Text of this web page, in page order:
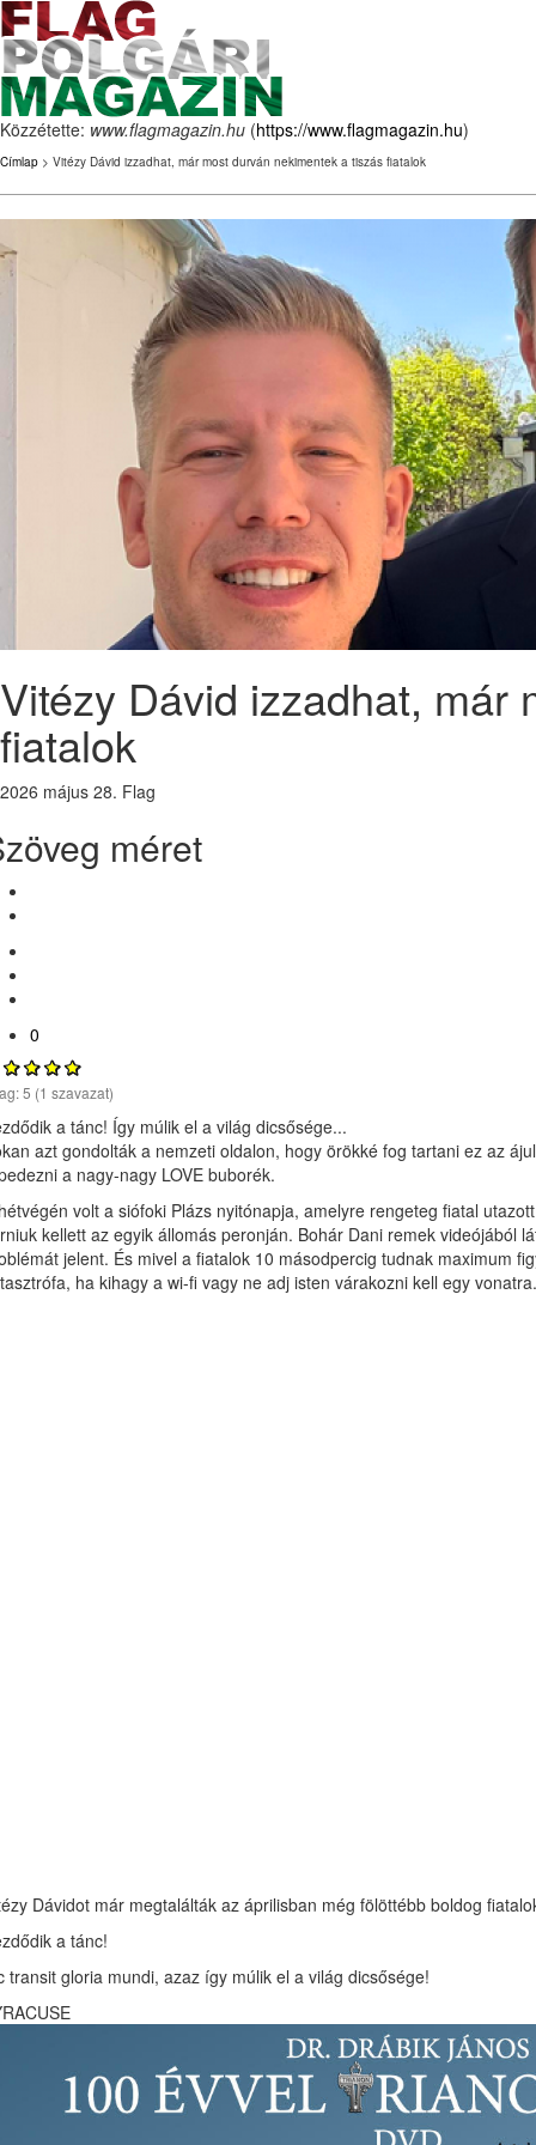
Közzétette: www.flagmagazin.hu (https://www.flagmagazin.hu)
Címlap > Vitézy Dávid izzadhat, már most durván nekimentek a tiszás fiatalok
Vitézy Dávid izzadhat, már
fiatalok
2026 május 28. Flag
méret
0
5 (1 szavazat)
a tánc! Így múlik el a világ dicsősége...
azt gondolták a nemzeti oldalon, hogy örökké fog tartani ez az
a nagy-nagy LOVE buborék.
volt a siófoki Plázs nyitónapja, amelyre rengeteg fiatal
kellett az egyik állomás peronján. Bohár Dani remek videójából
jelent. És mivel a fiatalok 10 másodpercig tudnak maximum
ha kihagy a wi-fi vagy ne adj isten várakozni kell egy
Dávidot már megtalálták az áprilisban még fölöttébb boldog
a tánc!
transit gloria mundi, azaz így múlik el a világ dicsősége!